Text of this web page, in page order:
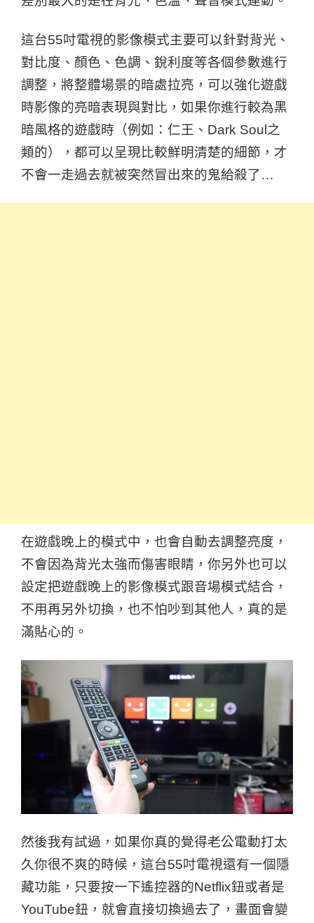
這台55吋電視的影像模式主要可以針對背光、
對比度、顏色、色調、銳利度等各個參數進行
調整，將整體場景的暗處拉亮，可以強化遊戲
時影像的亮暗表現與對比，如果你進行較為黑
暗風格的遊戲時（例如：仁王、Dark Soul之
類的），都可以呈現比較鮮明清楚的細節，才
不會一走過去就被突然冒出來的鬼給殺了…
在遊戲晚上的模式中，也會自動去調整亮度，
不會因為背光太強而傷害眼睛，你另外也可以
設定把遊戲晚上的影像模式跟音場模式結合，
不用再另外切換，也不怕吵到其他人，真的是
滿貼心的。
然後我有試過，如果你真的覺得老公電動打太
久你很不爽的時候，這台55吋電視還有一個隱
藏功能，只要按一下遙控器的Netflix鈕或者是
YouTube鈕，就會直接切換過去了，畫面會變